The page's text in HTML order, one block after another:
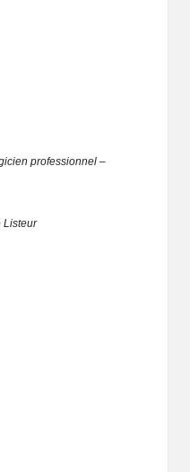
professionnel –